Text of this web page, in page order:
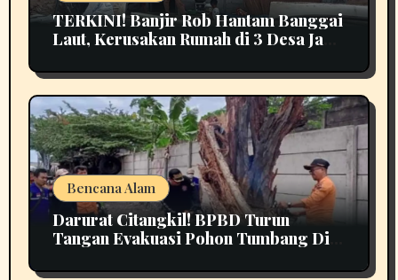
TERKINI! Banjir Rob Hantam Banggai
Laut, Kerusakan Rumah di 3 Desa Jadi
Bencana Alam
Darurat Citangkil! BPBD Turun
Tangan Evakuasi Pohon Tumbang Di